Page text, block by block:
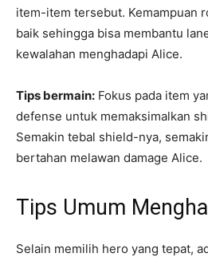
item-item tersebut. Kemampuan
baik sehingga bisa membantu
kewalahan menghadapi Alice.
Tips bermain: Fokus pada item
defense untuk memaksimalkan
Semakin tebal shield-nya,
bertahan melawan damage Alice.
Tips Umum
Selain memilih hero yang tepat,